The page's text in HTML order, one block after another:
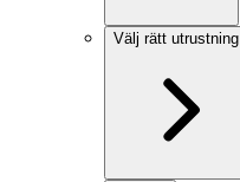
Välj rätt utrustning